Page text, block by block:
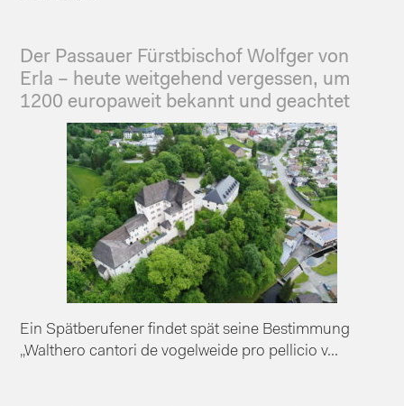
Der Passauer Fürstbischof Wolfger von
Erla – heute weitgehend vergessen, um
1200 europaweit bekannt und geachtet
Ein Spätberufener findet spät seine Bestimmung
„Walthero cantori de vogelweide pro pellicio v...